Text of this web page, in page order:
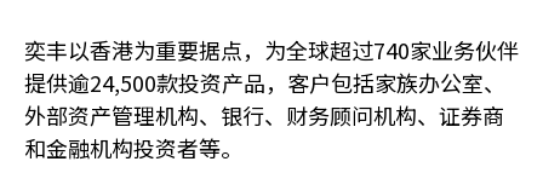
奕丰以香港为重要据点，为全球超过740家业务伙伴
提供逾24,500款投资产品，客户包括家族办公室、
外部资产管理机构、银行、财务顾问机构、证券商
和金融机构投资者等。